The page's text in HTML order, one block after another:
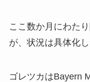
ここ数か月にわた
が、状況は具体化
ゴレツカはBayern